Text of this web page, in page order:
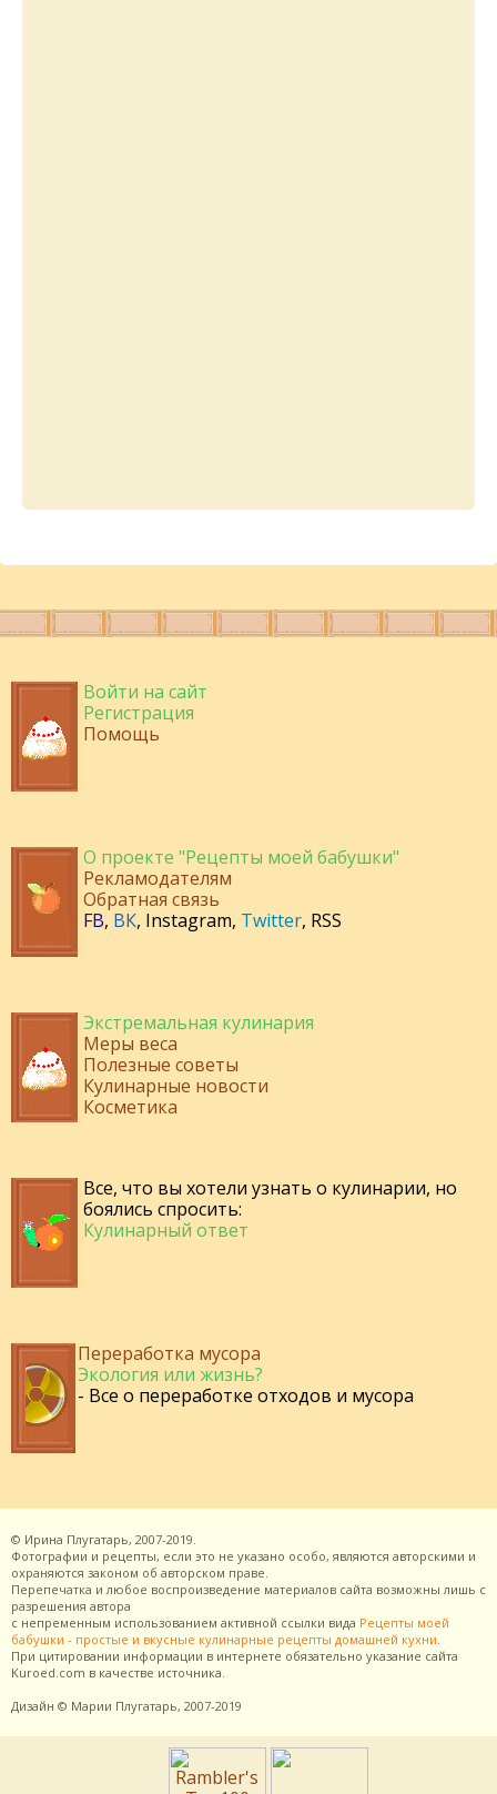
Войти на сайт
Регистрация
Помощь
О проекте "Рецепты моей бабушки"
Рекламодателям
Обратная связь
FB, ВК, Instagram, Twitter, RSS
Экстремальная кулинария
Меры веса
Полезные советы
Кулинарные новости
Косметика
Все, что вы хотели узнать о кулинарии, но
боялись спросить:
Кулинарный ответ
Переработка мусора
Экология или жизнь?
- Все о переработке отходов и мусора
© Ирина Плугатарь, 2007-2019.
Фотографии и рецепты, если это не указано особо, являются авторскими и
охраняются законом об авторском праве.
Перепечатка и любое воспроизведение материалов сайта возможны лишь с
разрешения автора
с непременным использованием активной ссылки вида Рецепты моей
бабушки - простые и вкусные кулинарные рецепты домашней кухни.
При цитировании информации в интернете обязательно указание сайта
Kuroed.com в качестве источника.
Дизайн © Марии Плугатарь, 2007-2019